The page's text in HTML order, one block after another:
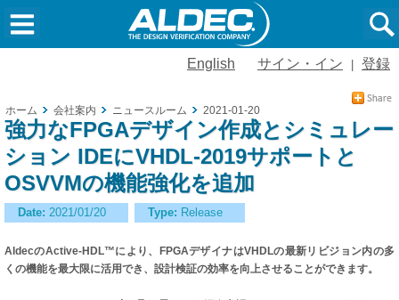
English サイン・イン 登録
ホーム 会社案内 ニュースルーム 2021-01-20
強力なFPGAデザイン作成とシミュレー
ション IDEにVHDL-2019サポートと
OSVVMの機能強化を追加
Date: 2021/01/20 Type: Release
AldecのActive-HDL™により、FPGAデザイナはVHDLの最新リビジョン内の多
くの機能を最大限に活用でき、設計検証の効率を向上させることができます。